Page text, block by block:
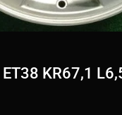
KR67,1